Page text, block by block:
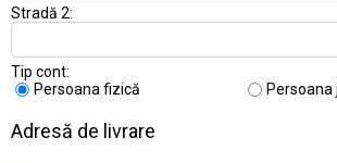
Stradă 2:
Tip cont:
Persoana fizică
Persoana
Adresă de livrare